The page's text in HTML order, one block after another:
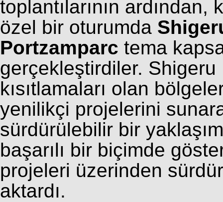
toplantılarının
özel bir oturumda
Portzamparc tema
gerçekleştirdiler.
kısıtlamaları olan
yenilikçi projelerini
sürdürülebilir bir
başarılı bir biçimde
projeleri üzerinden
aktardı.